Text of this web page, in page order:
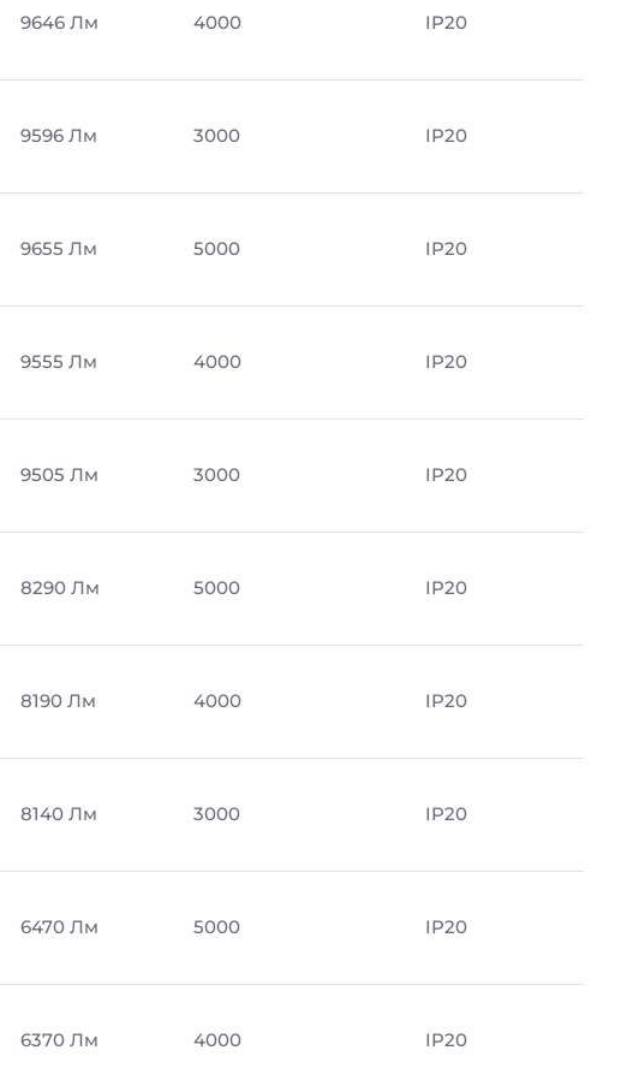
9646 Лм 4000 IP20
9596 Лм 3000 IP20
9655 Лм 5000 IP20
9555 Лм 4000 IP20
9505 Лм 3000 IP20
8290 Лм 5000 IP20
8190 Лм 4000 IP20
8140 Лм 3000 IP20
6470 Лм 5000 IP20
6370 Лм 4000 IP20